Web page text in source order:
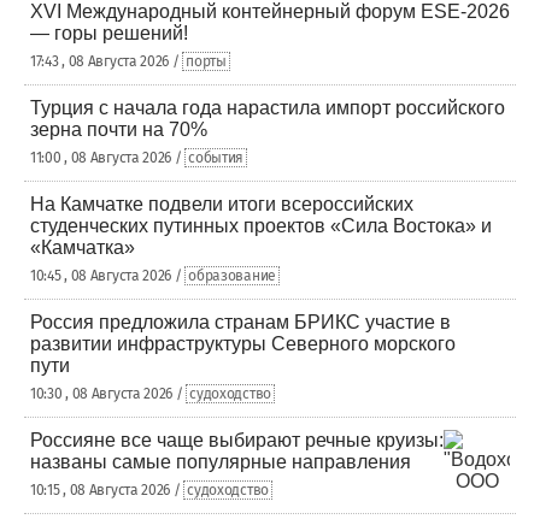
XVI Международный контейнерный форум ESE-2026
— горы решений!
17:43 , 08 Августа 2026 / порты
Турция с начала года нарастила импорт российского
зерна почти на 70%
11:00 , 08 Августа 2026 / события
На Камчатке подвели итоги всероссийских
студенческих путинных проектов «Сила Востока» и
«Камчатка»
10:45 , 08 Августа 2026 / образование
Россия предложила странам БРИКС участие в
развитии инфраструктуры Северного морского
пути
10:30 , 08 Августа 2026 / судоходство
Россияне все чаще выбирают речные круизы:
названы самые популярные направления
10:15 , 08 Августа 2026 / судоходство